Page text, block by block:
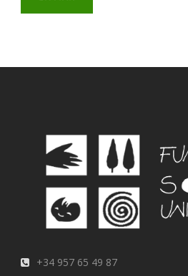
+34 957 65 49 87